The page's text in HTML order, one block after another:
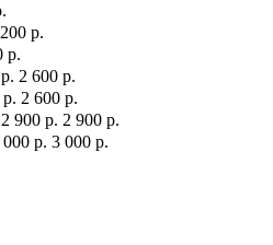
р.
р.
2 600 р.
2 600 р.
2 900 р.
3 000 р.